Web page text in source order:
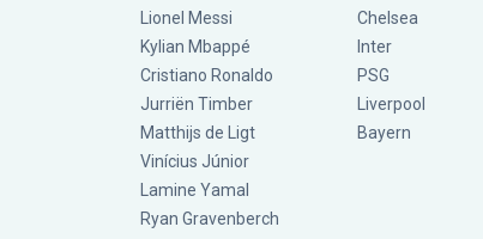
Lionel Messi
Kylian Mbappé
Cristiano Ronaldo
Jurriën Timber
Matthijs de Ligt
Vinícius Júnior
Lamine Yamal
Ryan Gravenberch
Chelsea
Inter
PSG
Liverpool
Bayern